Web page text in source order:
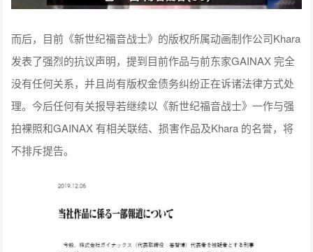
而后，目前《新世纪福音战士》的版权所属动画制作公司Khara
发表了强烈的抗议声明，提到目前作品与前东家GAINAX 完全
没有任何关系，并且尚有版权金债务纠纷正在诉诸法律方式处
理。今后任何有关报导若继续以《新世纪福音战士》一作与强
拍裸照和GAINAX 有相关联结、损害作品及Khara 的名誉，将
不排斥提告。